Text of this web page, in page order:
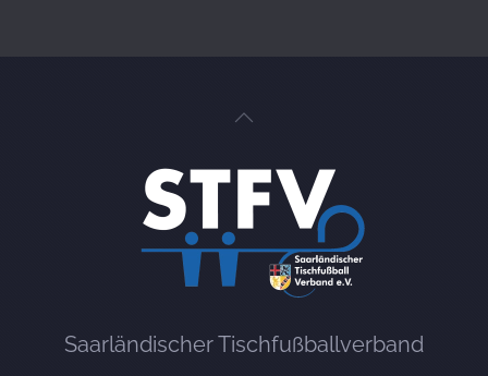
Saarländischer Tischfußballverband